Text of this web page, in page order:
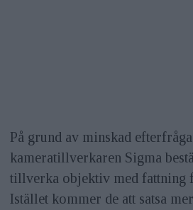
På grund av minskad
kameratillverkaren Sigma
tillverka objektiv med fattning
Istället kommer de att satsa